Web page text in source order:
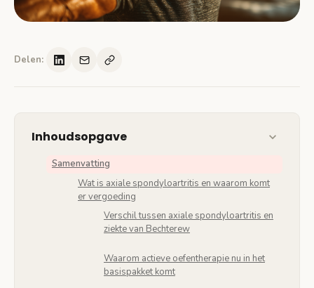
Delen:
Inhoudsopgave
Samenvatting
Wat is axiale spondyloartritis en waarom komt
er vergoeding
Verschil tussen axiale spondyloartritis en
ziekte van Bechterew
Waarom actieve oefentherapie nu in het
basispakket komt